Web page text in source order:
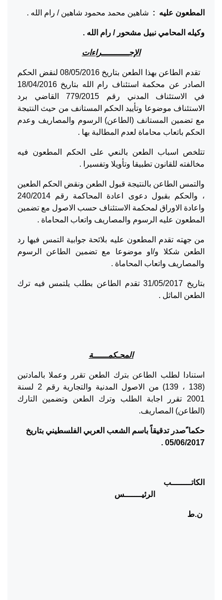
المطعون عليه : شاهين محمد محمود شاهين / رام الله .
وكيله المحامي نبيل مشحور / رام الله .
الإجـــــــــــراءات
تقدم الطاعن بهذا الطعن بتاريخ 08/05/2016 لنقض الحكم
الصادر عن محكمة استئناف رام الله بتاريخ 18/04/2016
في الاستئناف المدني رقم 779/2015 القاضي برد
الاستئناف موضوعا وتأييد الحكم المستانف من حيث النتيجة
مع تضمين المستانف (الطاعن) الرسوم والمصاريف وعدم
الحكم باتعاب محاماة لعدم المطالبة بها .
تتلخص اسباب الطعن بالنعي على الحكم المطعون فيه
مخالفته للقانون تطبيقا وتأويلا وتفسيرا .
والتمس الطاعن بالنتيجة قبول الطعن ونقض الحكم الطعين
، والحكم بقبول دعوى اعادة المحاكمة رقم 240/2014
واعادة الاوراق لمحكمة الاستئناف حسب الاصول مع تضمين
المطعون عليه الرسوم والمصاريف واتعاب المحاماة .
من جهته تقدم المطعون عليه بلائحة جوابية التمس فيها رد
الطعن شكلا و/او موضوعا مع تضمين الطاعن الرسوم
والمصاريف واتعاب المحاماة .
بتاريخ 31/05/2017 تقدم الطاعن بطلب يلتمس فيه ترك
الطعن الماثل .
المحـكمــــــة
استنادا لطلب الطاعن بترك الطعن تقرر وعملا بالمادتين
(138 ، 139) من الاصول المدنية والتجارية رقم 2 لسنة
2001 تقرر اجابة الطلب وترك الطعن وتضمين التارك
(الطاعن) المصاريف.
حكما ًصدر تدقيقاً باسم الشعب العربي الفلسطيني بتاريخ
05/06/2017
.
الكاتــــــــب
الرئيـــــــس
ن.ط